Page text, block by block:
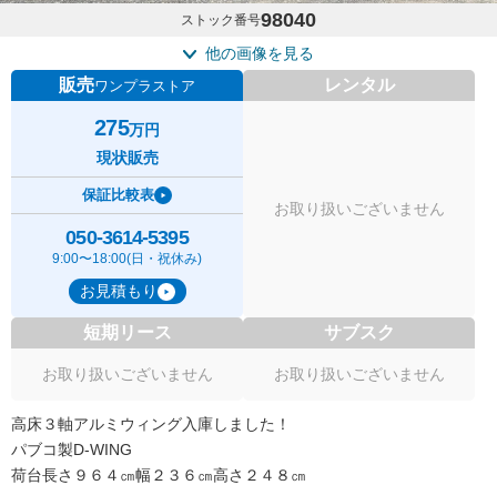
ストック番号98040
他の画像を見る
販売ワンプラストア
275万円
現状販売
保証比較表
050-3614-5395
9:00〜18:00(日・祝休み)
お見積もり
レンタル
お取り扱いございません
短期リース
お取り扱いございません
サブスク
お取り扱いございません
高床３軸アルミウィング入庫しました！
パブコ製D-WING
荷台長さ９６４㎝幅２３６㎝高さ２４８㎝